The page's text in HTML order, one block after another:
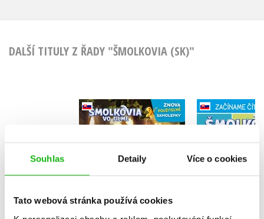
Souhlas Detaily Více o cookies
Tato webová stránka používá cookies
DALŠÍ TITULY Z ŘADY "ŠMOLKOVIA (SK)"
Šmolkovia vo filme -
Samolepková
zábava (slovensky)
Kolektiv
Šmolkovia
je